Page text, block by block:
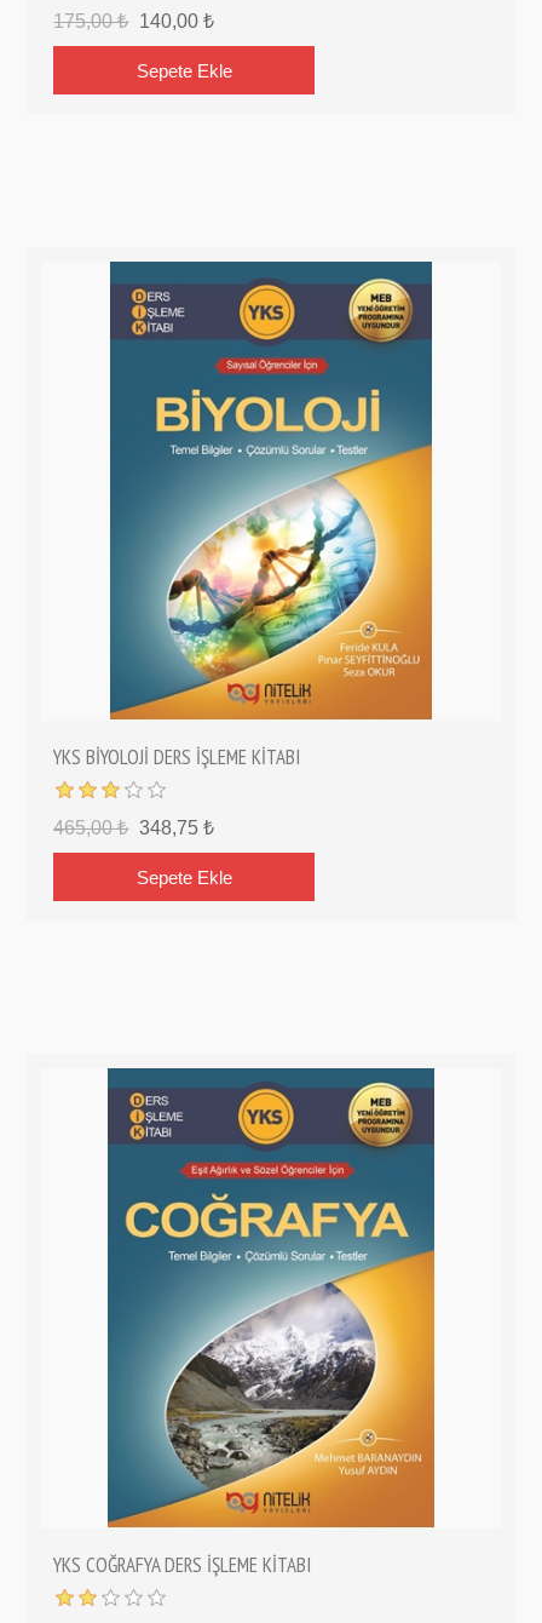
175,00 ₺ 140,00 ₺
YKS BİYOLOJİ DERS İŞLEME KİTABI
465,00 ₺ 348,75 ₺
YKS COĞRAFYA DERS İŞLEME KİTABI